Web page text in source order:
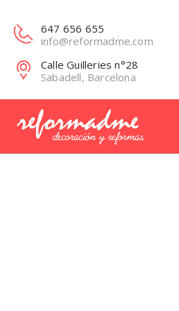
647 656 655
info@reformadme.com
Calle Guilleries n°28
Sabadell, Barcelona